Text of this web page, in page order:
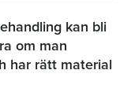
kan bli
om man
har rätt material